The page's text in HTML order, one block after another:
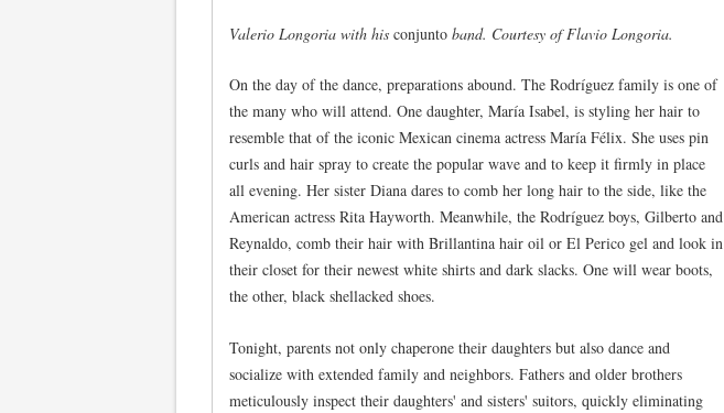
Valerio Longoria with his conjunto band. Courtesy of Flavio Longoria.
On the day of the dance, preparations abound. The Rodríguez family is one of
the many who will attend. One daughter, María Isabel, is styling her hair to
resemble that of the iconic Mexican cinema actress María Félix. She uses pin
curls and hair spray to create the popular wave and to keep it firmly in place
all evening. Her sister Diana dares to comb her long hair to the side, like the
American actress Rita Hayworth. Meanwhile, the Rodríguez boys, Gilberto and
Reynaldo, comb their hair with Brillantina hair oil or El Perico gel and look in
their closet for their newest white shirts and dark slacks. One will wear boots,
the other, black shellacked shoes.
Tonight, parents not only chaperone their daughters but also dance and
socialize with extended family and neighbors. Fathers and older brothers
meticulously inspect their daughters' and sisters' suitors, quickly eliminating